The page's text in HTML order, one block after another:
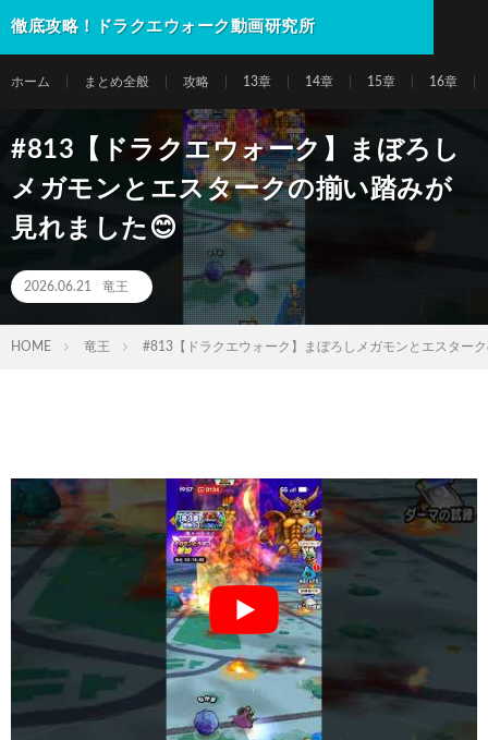
徹底攻略！ドラクエウォーク動画研究所
ホーム まとめ全般 攻略 13章 14章 15章 16章
#813【ドラクエウォーク】まぼろし
メガモンとエスタークの揃い踏みが
見れました😊
2026.06.21 竜王
HOME 竜王 #813【ドラクエウォーク】まぼろしメガモンとエスター